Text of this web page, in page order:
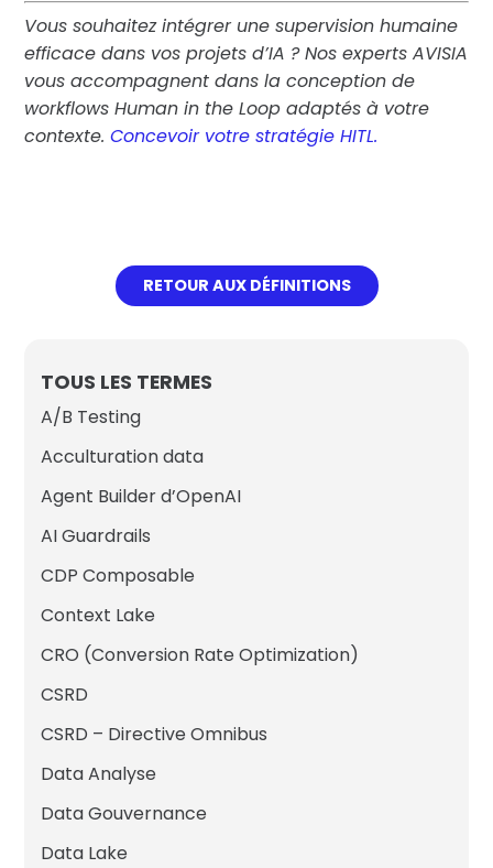
RETOUR AUX DÉFINITIONS
TOUS LES TERMES
A/B Testing
Acculturation data
Agent Builder d’OpenAI
AI Guardrails
CDP Composable
Context Lake
CRO (Conversion Rate Optimization)
CSRD
CSRD – Directive Omnibus
Data Analyse
Data Gouvernance
Data Lake
Vous souhaitez intégrer une supervision humaine
efficace dans vos projets d’IA ? Nos experts AVISIA
vous accompagnent dans la conception de
workflows Human in the Loop adaptés à votre
contexte.Concevoir votre stratégie HITL.